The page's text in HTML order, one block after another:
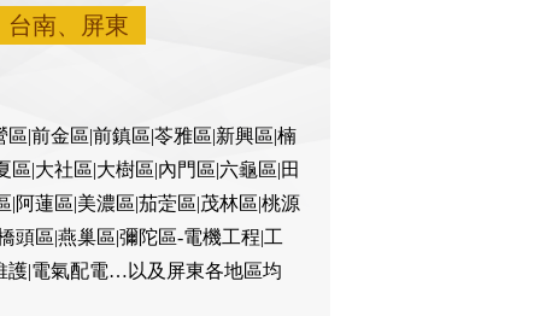
台南、屏東
|前金區|前鎮區|苓雅區|新興區|楠
|大社區|大樹區|內門區|六龜區|田
|阿蓮區|美濃區|茄萣區|茂林區|桃源
頭區|燕巢區|彌陀區-電機工程|工
護|電氣配電…以及屏東各地區均